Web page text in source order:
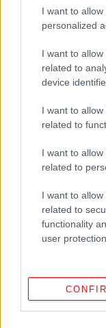
I want to
personalized
I want to
related to
device
I want to
related to
I want to
related to
I want to
related to
functionality
user protection.
πρώτοι όλες τις
ΔΙΑΒΑΣΤΕ ΠΕΡΙΣΣΟΤΕΡΑ